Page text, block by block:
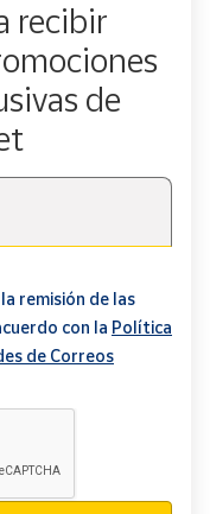
recibir
de
remisión de las
con la Política
de Correos